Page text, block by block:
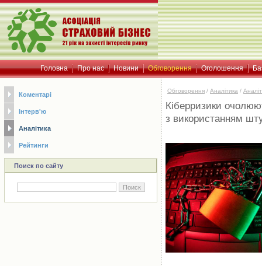
Головна Про нас Новини Обговорення Оголошення
Коментарі
Інтерв'ю
Аналітика
Рейтинги
Поиск по сайту
Обговорення / Аналітика /
Кіберризики
з використанням